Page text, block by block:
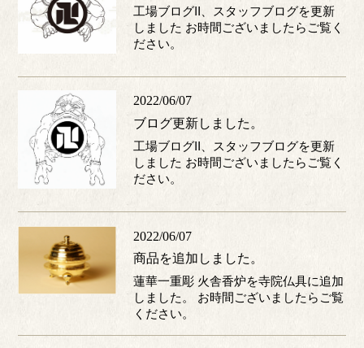
工場ブログII、スタッフブログを更新
しました お時間ございましたらご覧く
ださい。
2022/06/07
ブログ更新しました。
工場ブログII、スタッフブログを更新
しました お時間ございましたらご覧く
ださい。
2022/06/07
商品を追加しました。
蓮華一重彫 火舎香炉を寺院仏具に追加
しました。 お時間ございましたらご覧
ください。